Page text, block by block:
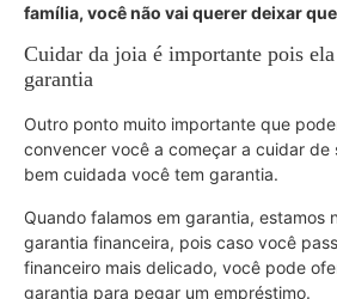
família, você não vai querer deixar
Cuidar da joia é importante pois
garantia
Outro ponto muito importante que
convencer você a começar a cuidar de
bem cuidada você tem garantia.
Quando falamos em garantia, estamos
garantia financeira, pois caso você
financeiro mais delicado, você pode
garantia para pegar um empréstimo.